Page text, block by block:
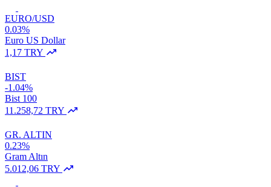
EURO/USD
0.03%
Euro US Dollar
1,17 TRY
BIST
-1.04%
Bist 100
11.258,72 TRY
GR. ALTIN
0.23%
Gram Altın
5.012,06 TRY